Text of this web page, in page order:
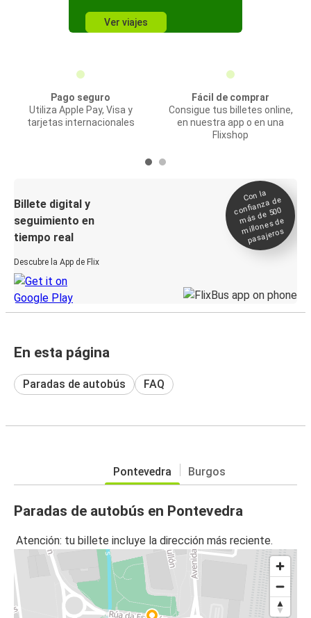
Ver viajes
Pago seguro
Utiliza Apple Pay, Visa y
tarjetas internacionales
Fácil de comprar
Consigue tus billetes online,
en nuestra app o en una
Flixshop
Billete digital y
seguimiento en
tiempo real
Descubre la App de Flix
Con la
confianza de
más de 500
millones de
pasajeros
En esta página
Paradas de autobús FAQ
Pontevedra Burgos
Paradas de autobús en Pontevedra
Atención: tu billete incluye la dirección más reciente.